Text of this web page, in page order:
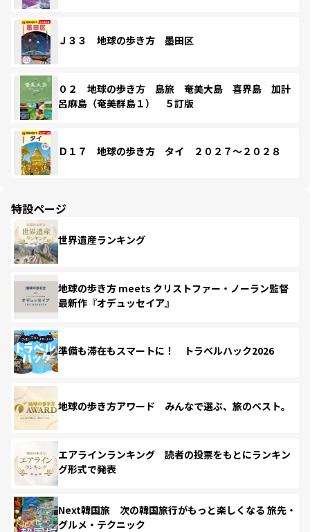
Ｊ３３ 地球の歩き方 墨田区
０２ 地球の歩き方 島旅 奄美大島 喜界島 加計
呂麻島（奄美群島１） ５訂版
Ｄ１７ 地球の歩き方 タイ ２０２７～２０２８
特設ページ
世界遺産ランキング
地球の歩き方 meets クリストファー・ノーラン監督
最新作『オデュッセイア』
準備も滞在もスマートに！ トラベルハック2026
地球の歩き方アワード みんなで選ぶ、旅のベスト。
エアラインランキング 読者の投票をもとにランキン
グ形式で発表
Next韓国旅 次の韓国旅行がもっと楽しくなる 旅先・
グルメ・テクニック